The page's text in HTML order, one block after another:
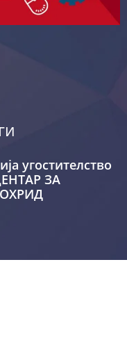
угостителство
ЗА